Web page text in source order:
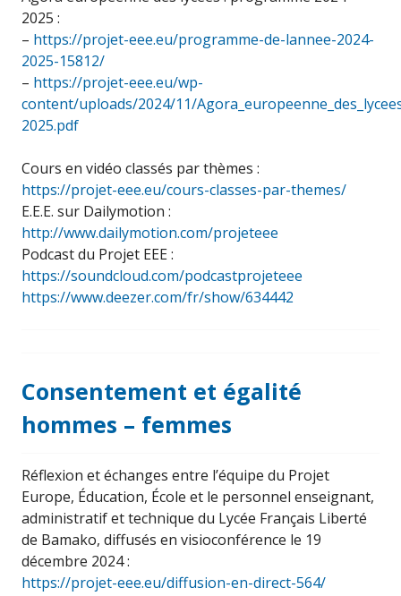
2025 :
– https://projet-eee.eu/programme-de-lannee-2024-
2025-15812/
– https://projet-eee.eu/wp-
content/uploads/2024/11/
2025.pdf
Cours en vidéo classés par thèmes :
https://projet-eee.eu/cours-classes-par-themes/
E.E.E. sur Dailymotion :
http://www.dailymotion.com/projeteee
Podcast du Projet EEE :
https://soundcloud.com/podcastprojeteee
https://www.deezer.com/fr/show/634442
Consentement et égalité
hommes – femmes
Réflexion et échanges entre l’équipe du Projet
Europe, Éducation, École et le personnel enseignant,
administratif et technique du Lycée Français Liberté
de Bamako, diffusés en visioconférence le 19
décembre 2024 :
https://projet-eee.eu/diffusion-en-direct-564/